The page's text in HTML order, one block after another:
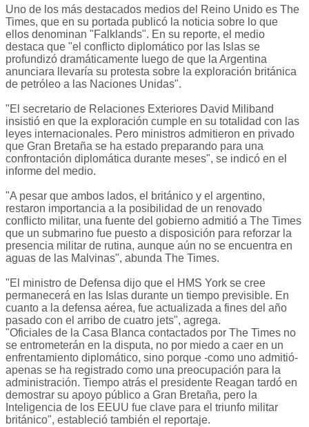
Uno de los más destacados medios del Reino Unido es The
Times, que en su portada publicó la noticia sobre lo que
ellos denominan "Falklands". En su reporte, el medio
destaca que "el conflicto diplomático por las Islas se
profundizó dramáticamente luego de que la Argentina
anunciara llevaría su protesta sobre la exploración británica
de petróleo a las Naciones Unidas".
"El secretario de Relaciones Exteriores David Miliband
insistió en que la exploración cumple en su totalidad con las
leyes internacionales. Pero ministros admitieron en privado
que Gran Bretaña se ha estado preparando para una
confrontación diplomática durante meses", se indicó en el
informe del medio.
"A pesar que ambos lados, el británico y el argentino,
restaron importancia a la posibilidad de un renovado
conflicto militar, una fuente del gobierno admitió a The Times
que un submarino fue puesto a disposición para reforzar la
presencia militar de rutina, aunque aún no se encuentra en
aguas de las Malvinas", abunda The Times.
"El ministro de Defensa dijo que el HMS York se cree
permanecerá en las Islas durante un tiempo previsible. En
cuanto a la defensa aérea, fue actualizada a fines del año
pasado con el arribo de cuatro jets", agrega.
"Oficiales de la Casa Blanca contactados por The Times no
se entrometerán en la disputa, no por miedo a caer en un
enfrentamiento diplomático, sino porque -como uno admitió-
apenas se ha registrado como una preocupación para la
administración. Tiempo atrás el presidente Reagan tardó en
demostrar su apoyo público a Gran Bretaña, pero la
Inteligencia de los EEUU fue clave para el triunfo militar
británico", estableció también el reportaje.